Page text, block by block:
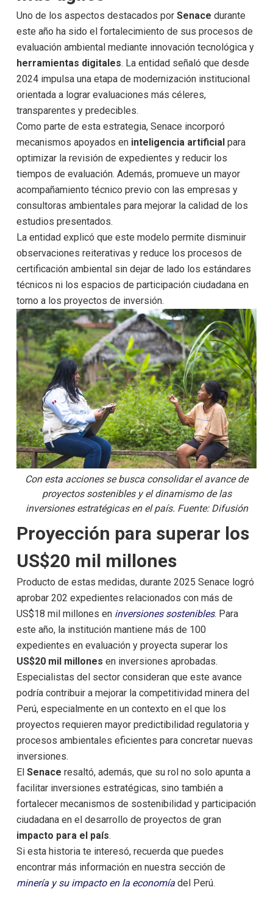
Uno de los aspectos destacados porSenace durante
este año ha sido el fortalecimiento de sus procesos de
evaluación ambiental mediante innovación tecnológica y
herramientas digitales. La entidad señaló que desde
2024 impulsa una etapa de modernización institucional
orientada a lograr evaluaciones más céleres,
transparentes y predecibles.
Como parte de esta estrategia, Senace incorporó
mecanismos apoyados en inteligencia artificial para
optimizar la revisión de expedientes y reducir los
tiempos de evaluación. Además, promueve un mayor
acompañamiento técnico previo con las empresas y
consultoras ambientales para mejorar la calidad de los
estudios presentados.
La entidad explicó que este modelo permite disminuir
observaciones reiterativas y reduce los procesos de
certificación ambiental sin dejar de lado los estándares
técnicos ni los espacios de participación ciudadana en
torno a los proyectos de inversión.
Con esta acciones se busca consolidar el avance de
proyectos sostenibles y el dinamismo de las
inversiones estratégicas en el país. Fuente: Difusión
Proyección para superar los
US$20 mil millones
Producto de estas medidas, durante 2025 Senace logró
aprobar 202 expedientes relacionados con más de
US$18 mil millones en inversiones sostenibles. Para
este año, la institución mantiene más de 100
expedientes en evaluación y proyecta superar los
US$20 mil millones en inversiones aprobadas.
Especialistas del sector consideran que este avance
podría contribuir a mejorar la competitividad minera del
Perú, especialmente en un contexto en el que los
proyectos requieren mayor predictibilidad regulatoria y
procesos ambientales eficientes para concretar nuevas
inversiones.
ElSenace resaltó, además, que su rol no solo apunta a
facilitar inversiones estratégicas, sino también a
fortalecer mecanismos de sostenibilidad y participación
ciudadana en el desarrollo de proyectos de gran
impacto para el país.
Si esta historia te interesó, recuerda que puedes
encontrar más información en nuestra sección de
minería y su impacto en la economía del Perú.